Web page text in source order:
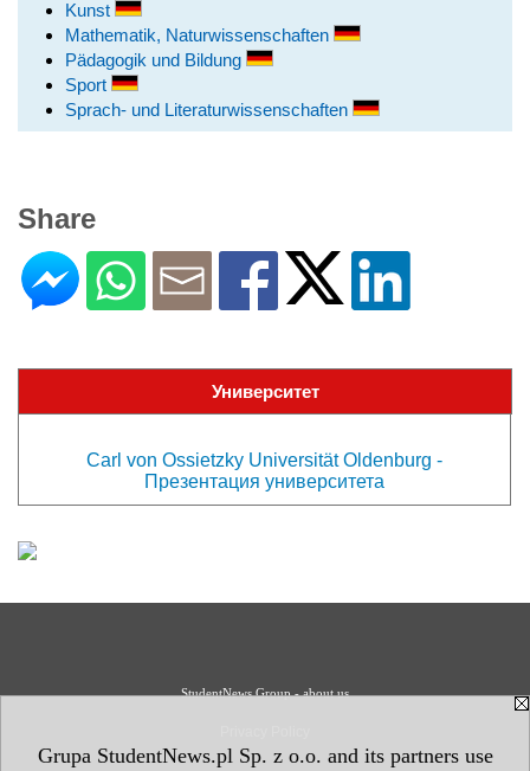
Grupa StudentNews.pl Sp. z o.o. and its partners use
Kunst
Mathematik, Naturwissenschaften
Pädagogik und Bildung
Sport
Sprach- und Literaturwissenschaften
Share
Университет
Carl von Ossietzky Universität Oldenburg -
Презентация университета
StudentNews Group - about us